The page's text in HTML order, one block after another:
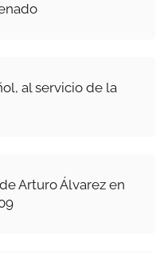
al servicio de la
Arturo Álvarez en